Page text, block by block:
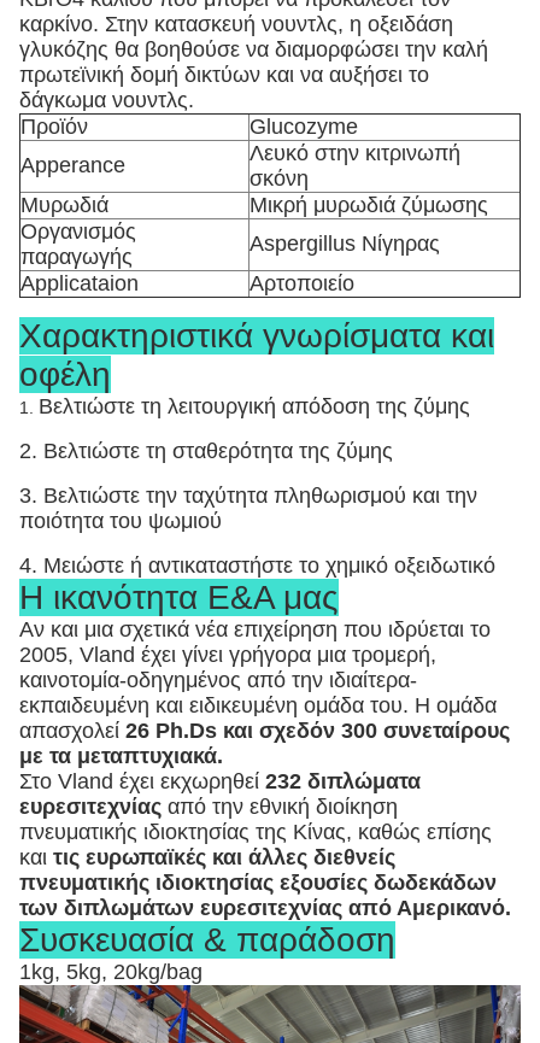
καρκίνο. Στην κατασκευή νουντλς, η οξειδάση
γλυκόζης θα βοηθούσε να διαμορφώσει την καλή
πρωτεϊνική δομή δικτύων και να αυξήσει το
δάγκωμα νουντλς.
Προϊόν
Glucozyme
Apperance
Λευκό στην κιτρινωπή
σκόνη
Μυρωδιά
Μικρή μυρωδιά ζύμωσης
Οργανισμός
παραγωγής
Aspergillus Νίγηρας
Applicataion
Αρτοποιείο
Χαρακτηριστικά γνωρίσματα και
οφέλη
1. Βελτιώστε τη λειτουργική απόδοση της ζύμης
2. Βελτιώστε τη σταθερότητα της ζύμης
3. Βελτιώστε την ταχύτητα πληθωρισμού και την
ποιότητα του ψωμιού
4. Μειώστε ή αντικαταστήστε το χημικό οξειδωτικό
Η ικανότητα Ε&Α μας
Αν και μια σχετικά νέα επιχείρηση που ιδρύεται το
2005, Vland έχει γίνει γρήγορα μια τρομερή,
καινοτομία-οδηγημένος από την ιδιαίτερα-
εκπαιδευμένη και ειδικευμένη ομάδα του. Η ομάδα
απασχολεί 26 Ph.Ds και σχεδόν 300 συνεταίρους
με τα μεταπτυχιακά.
Στο Vland έχει εκχωρηθεί 232 διπλώματα
ευρεσιτεχνίας από την εθνική διοίκηση
πνευματικής ιδιοκτησίας της Κίνας, καθώς επίσης
και τις ευρωπαϊκές και άλλες διεθνείς
πνευματικής ιδιοκτησίας εξουσίες δωδεκάδων
των διπλωμάτων ευρεσιτεχνίας από Αμερικανό.
Συσκευασία & παράδοση
1kg, 5kg, 20kg/bag